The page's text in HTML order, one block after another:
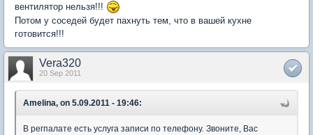
вентилятор нельзя!!!
Потом у соседей будет пахнуть тем, что в вашей кухне
готовится!!!
Vera320
20 Sep 2011
Amelina, on 5.09.2011 - 19:46:
В регпалате есть услуга записи по телефону. Звоните, Вас